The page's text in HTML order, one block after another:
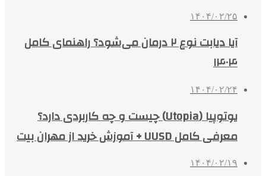
۱۴۰۴/۰۲/۲۵
آیا دیابت نوع ۲ درمان می‌شود؟ راهنمای کامل
۱۴۰۴
۱۴۰۴/۰۲/۲۴
یوتوپیا (Utopia) چیست و چه کاربردی دارد؟
معرفی کامل UUSD + آموزش خرید از مهران بیت
۱۴۰۴/۰۲/۱۹